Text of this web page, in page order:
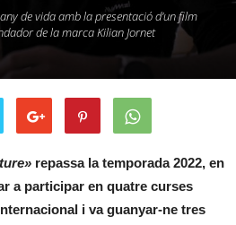
de vida amb la presentació d’un film
de la marca Kilian Jornet
repassa la temporada 2022, en
a participar en quatre curses
i va guanyar-ne tres